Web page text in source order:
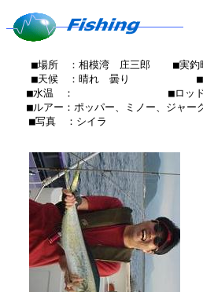
■場所　：相模湾　庄三郎　  ■実
■天候　：晴れ　曇り         　■
■水温　：　　　　　　　  　■ロッ
■ルアー：ポッパー、ミノー、ジャー
  　■写真　：シイラ